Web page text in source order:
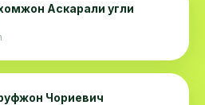
Аскарали угли
Чориевич